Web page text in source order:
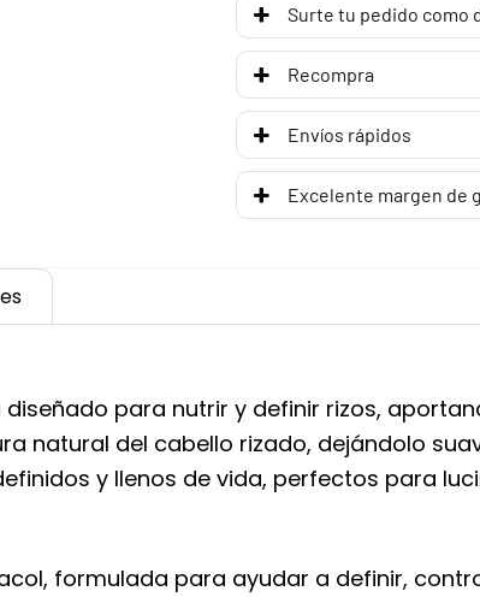
Surte tu pedido como
Recompra
Envíos rápidos
Excelente margen de
para nutrir y definir rizos,
natural del cabello rizado, dejándolo
y llenos de vida, perfectos para
formulada para ayudar a definir,